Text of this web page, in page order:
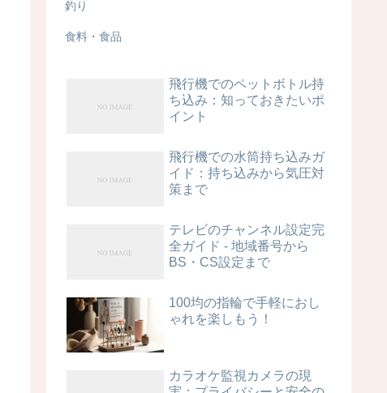
釣り
食料・食品
飛行機でのペットボトル持
ち込み：知っておきたいポ
イント
飛行機での水筒持ち込みガ
イド：持ち込みから気圧対
策まで
テレビのチャンネル設定完
全ガイド - 地域番号から
BS・CS設定まで
100均の指輪で手軽におし
ゃれを楽しもう！
カラオケ監視カメラの現